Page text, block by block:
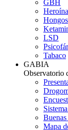
GBH
Heroína
Hongos
LSD
Tabaco
GABIA
Observatorio
Mapa